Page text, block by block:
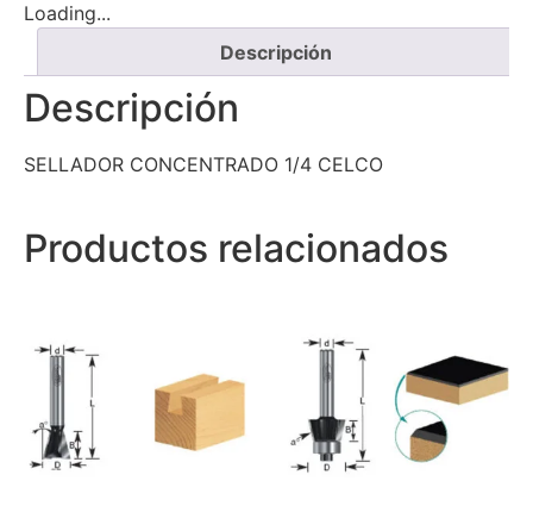
Loading...
Descripción
Descripción
SELLADOR CONCENTRADO 1/4 CELCO
Productos relacionados